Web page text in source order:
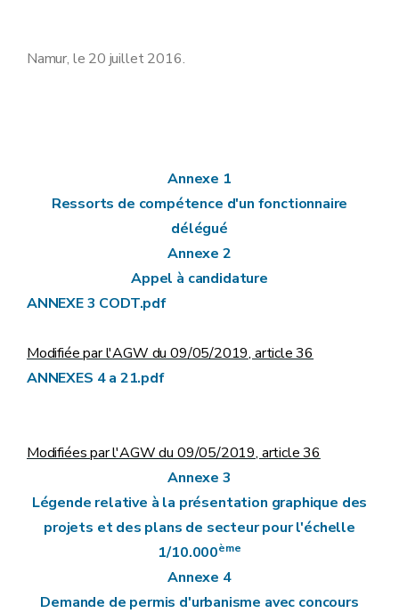
Namur, le 20 juillet 2016.
Annexe 1
Ressorts de compétence d'un fonctionnaire
délégué
Annexe 2
Appel à candidature
ANNEXE 3 CODT.pdf
Modifiée par l'AGW du 09/05/2019, article 36
ANNEXES 4 a 21.pdf
Modifiées par l'AGW du 09/05/2019, article 36
Annexe 3
Légende relative à la présentation graphique des
projets et des plans de secteur pour l'échelle
1/10.000ème
Annexe 4
Demande de permis d'urbanisme avec concours